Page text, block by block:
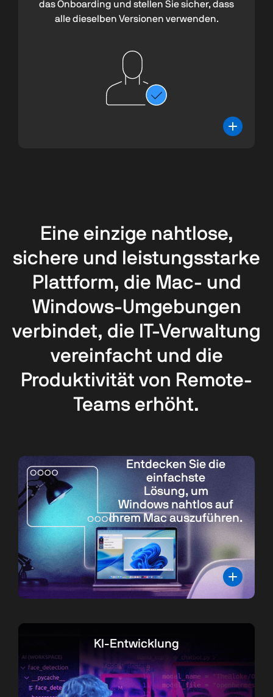
das Onboarding und stellen Sie sicher, dass
alle dieselben Versionen verwenden.
Eine einzige nahtlose,
sichere und leistungsstarke
Plattform, die Mac- und
Windows-Umgebungen
verbindet, die IT-Verwaltung
vereinfacht und die
Produktivität von Remote-
Teams erhöht.
Entdecken Sie die
einfachste
Lösung, um
Windows nahtlos auf
Ihrem Mac auszuführen.
KI-Entwicklung